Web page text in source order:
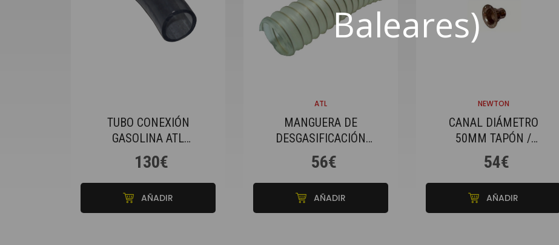
Baleares)
TUBO CONEXIÓN
GASOLINA ATL
DIÁMETRO 57MM
TRANSPARENTE 1M
130€
AÑADIR
ATL
MANGUERA DE
DESGASIFICACIÓN
LIGERA ATL DIÁMETRO
38 MM
56€
AÑADIR
NEWTON
CANAL DIÁMETRO
50MM TAPÓN /
TRAMPILLA TANQUE
GASOLINA AERO 400
54€
AÑADIR